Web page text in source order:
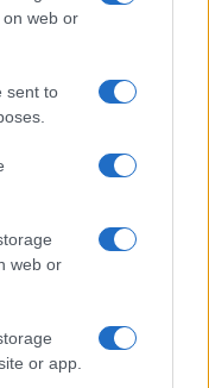
web or
sent to
web or
or app.
bella anche dal
spaccio e degrado:
scegliere la
e l’ufficio